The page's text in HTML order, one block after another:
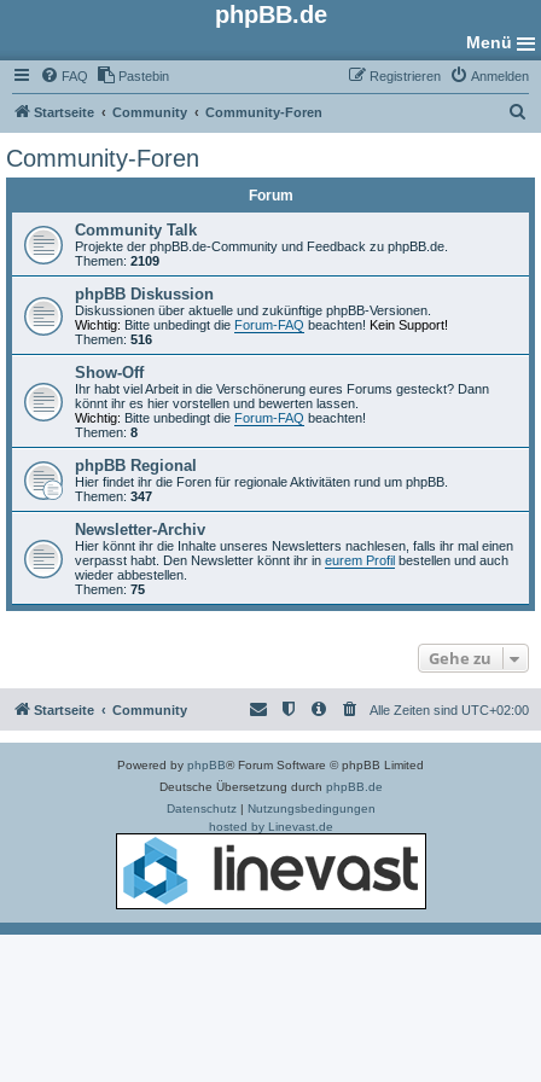
phpBB.de
Menü
FAQ Pastebin Anmelden
Registrieren
Startseite Community Community-Foren
Community-Foren
Forum
Community Talk
Projekte der phpBB.de-Community und Feedback zu phpBB.de.
Themen: 2109
phpBB Diskussion
Diskussionen über aktuelle und zukünftige phpBB-Versionen.
Wichtig: Bitte unbedingt die Forum-FAQ beachten! Kein Support!
Themen: 516
Show-Off
Ihr habt viel Arbeit in die Verschönerung eures Forums gesteckt? Dann
könnt ihr es hier vorstellen und bewerten lassen.
Wichtig: Bitte unbedingt die Forum-FAQ beachten!
Themen: 8
phpBB Regional
Hier findet ihr die Foren für regionale Aktivitäten rund um phpBB.
Themen: 347
Newsletter-Archiv
Hier könnt ihr die Inhalte unseres Newsletters nachlesen, falls ihr mal einen
verpasst habt. Den Newsletter könnt ihr in eurem Profil bestellen und auch
wieder abbestellen.
Themen: 75
Gehe zu
Startseite Community Alle Zeiten sind UTC+02:00
Powered by phpBB® Forum Software © phpBB Limited
Deutsche Übersetzung durch phpBB.de
Datenschutz| Nutzungsbedingungen
hosted by Linevast.de